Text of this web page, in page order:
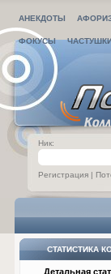
АНЕКДОТЫ
ФОКУСЫ
Ник:
Регистрация |
СТАТИСТИКА
Детальная